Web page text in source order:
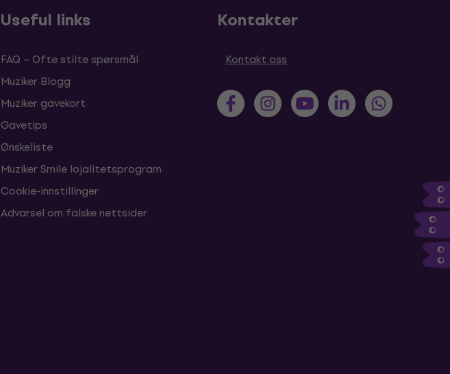
Useful links
FAQ – Ofte stilte spørsmål
Muziker Blogg
Muziker gavekort
Gavetips
Ønskeliste
Muziker Smile lojalitetsprogram
Cookie-innstillinger
Advarsel om falske nettsider
Kontakter
Kontakt oss